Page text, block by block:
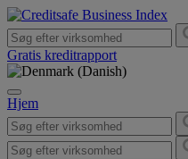
Gratis kreditrapport
Hjem